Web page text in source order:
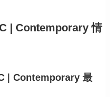
| Contemporary 情
| Contemporary 最